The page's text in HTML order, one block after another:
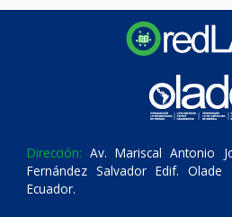
Dirección: Av. Mariscal Antonio
Fernández Salvador Edif.
Ecuador.